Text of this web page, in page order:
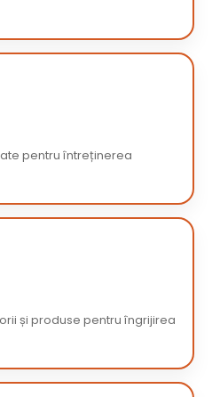
pentru întreținerea
și produse pentru îngrijirea